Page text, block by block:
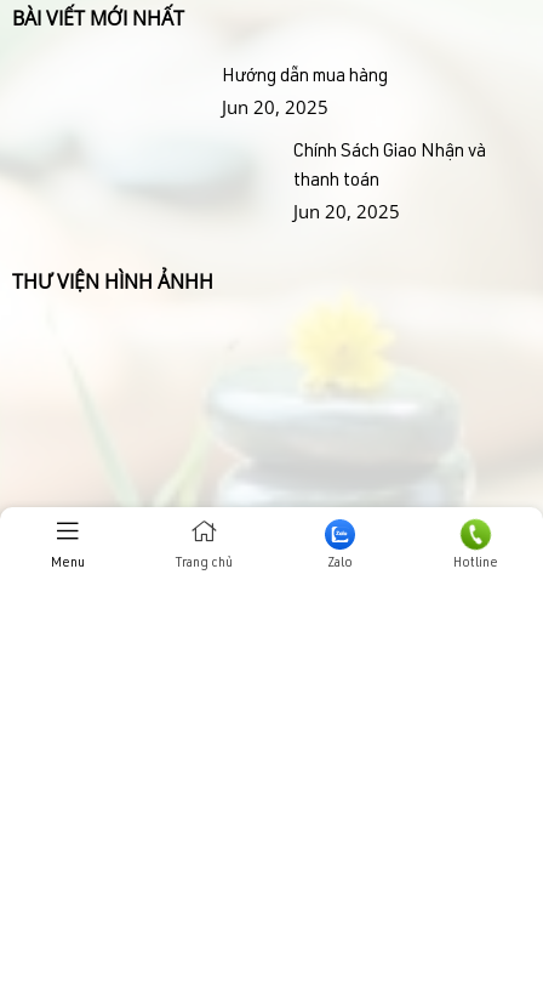
BÀI VIẾT MỚI NHẤT
Hướng dẫn mua hàng
Jun 20, 2025
Chính Sách Giao Nhận và
thanh toán
Jun 20, 2025
THƯ VIỆN HÌNH ẢNHH
Menu Trang chủ Zalo Hotline